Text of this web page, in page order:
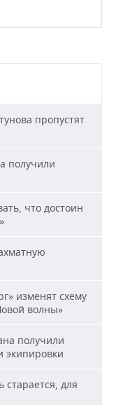
пропустят
получили
что достоин
изменят схему
волны»
получили
экипировки
для